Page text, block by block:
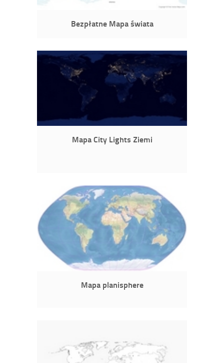
Bezpłatne Mapa świata
Mapa City Lights Ziemi
Mapa planisphere